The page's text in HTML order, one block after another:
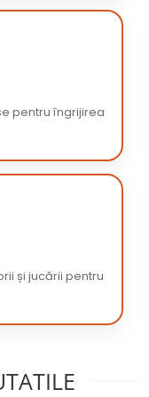
pentru îngrijirea
și jucării pentru